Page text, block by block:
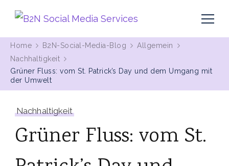
B2N Social Media Services
Home B2N-Social-Media-Blog
Allgemein
Nachhaltigkeit
Grüner Fluss: vom St. Patrick’s Day und dem Umgang mit
der Umwelt
Nachhaltigkeit
Grüner Fluss: vom St.